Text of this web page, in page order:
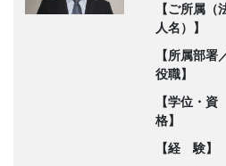
【ご所属（
人名）】
【所属部署
役職】
【学位・資
格】
【経 験】